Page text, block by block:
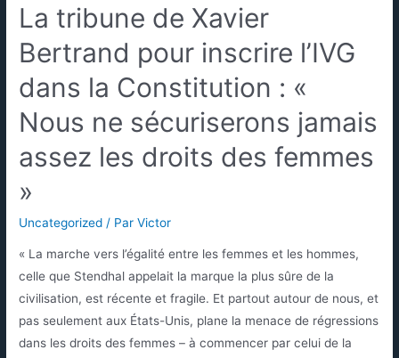
La tribune de Xavier
Bertrand pour inscrire l’IVG
dans la Constitution : «
Nous ne sécuriserons jamais
assez les droits des femmes
»
Uncategorized / ParVictor
« La marche vers l’égalité entre les femmes et les hommes,
celle que Stendhal appelait la marque la plus sûre de la
civilisation, est récente et fragile. Et partout autour de nous, et
pas seulement aux États-Unis, plane la menace de régressions
dans les droits des femmes – à commencer par celui de la